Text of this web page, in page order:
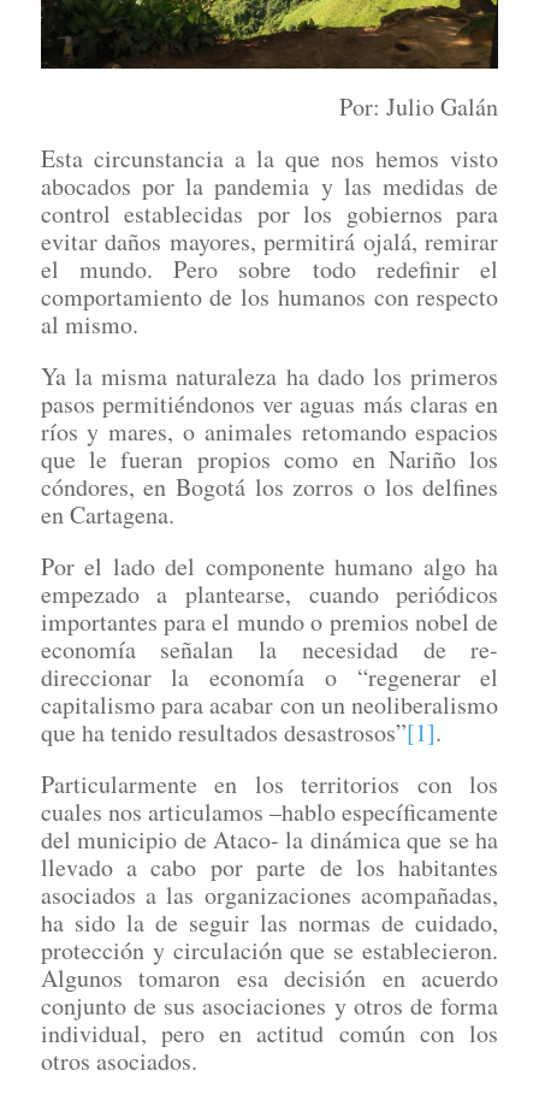
Por: Julio Galán
Esta circunstancia a la que nos hemos visto
abocados por la pandemia y las medidas de
control establecidas por los gobiernos para
evitar daños mayores, permitirá ojalá, remirar
el mundo. Pero sobre todo redefinir el
comportamiento de los humanos con respecto
al mismo.
Ya la misma naturaleza ha dado los primeros
pasos permitiéndonos ver aguas más claras en
ríos y mares, o animales retomando espacios
que le fueran propios como en Nariño los
cóndores, en Bogotá los zorros o los delfines
en Cartagena.
Por el lado del componente humano algo ha
empezado a plantearse, cuando periódicos
importantes para el mundo o premios nobel de
economía señalan la necesidad de re-
direccionar la economía o “regenerar el
capitalismo para acabar con un neoliberalismo
que ha tenido resultados desastrosos”[1].
Particularmente en los territorios con los
cuales nos articulamos –hablo específicamente
del municipio de Ataco- la dinámica que se ha
llevado a cabo por parte de los habitantes
asociados a las organizaciones acompañadas,
ha sido la de seguir las normas de cuidado,
protección y circulación que se establecieron.
Algunos tomaron esa decisión en acuerdo
conjunto de sus asociaciones y otros de forma
individual, pero en actitud común con los
otros asociados.